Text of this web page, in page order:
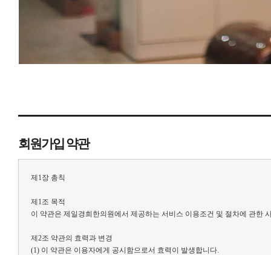
회원가입 약관
제1장 총칙
제1조 목적
이 약관은 제일경희한의원에서 제공하는 서비스 이용조건 및 절차에 관한
제2조 약관의 효력과 변경
(1) 이 약관은 이용자에게 공시함으로서 효력이 발생합니다.